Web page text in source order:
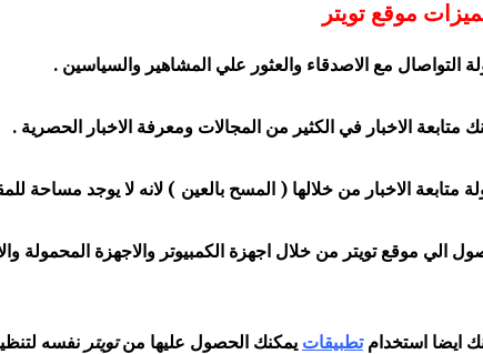
موقع تويتر
الي موقع تويتر من خلال اجهزة الكمبيوتر والاجهزة المحمولة
تطبيقات يمكنك الحصول عليها منتويتر نفسه